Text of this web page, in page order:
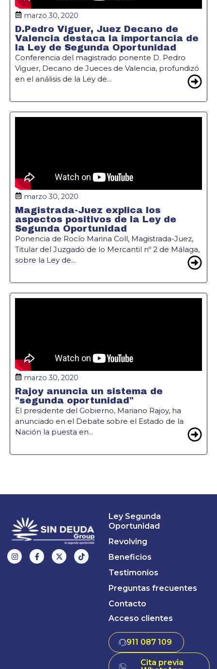
marzo 30, 2020
D.Pedro Viguer, Juez Decano de
Valencia destaca la importancia de
la Ley de Segunda Oportunidad
Conferencia del magistrado ponente D. Pedro
Viguer, Decano de Jueces de Valencia, profundizó
en el análisis de la Ley de...
marzo 30, 2020
Magistrada-Juez explica los
aspectos positivos de la Ley de
Segunda Oportunidad
Ponencia de Rocío Marina Coll, Magistrada-Juez,
Titular del Juzgado de lo Mercantil nº 2 de Málaga,
sobre la Ley de...
marzo 30, 2020
Rajoy anuncia un sistema de
"segunda oportunidad"
El presidente del Gobierno, Mariano Rajoy, ha
anunciado en el Debate sobre el Estado de la
Nación la puesta en...
Ley Segunda
Oportunidad
Revolving
Beneficios
Testimonios
Preguntas frecuentes
Contacto
Acceso clientes
911 087 109
Cita previa